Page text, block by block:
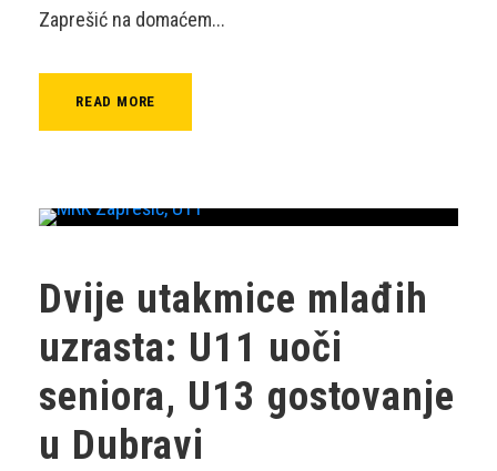
Zaprešić na domaćem...
READ MORE
Dvije utakmice mlađih
uzrasta: U11 uoči
seniora, U13 gostovanje
u Dubravi